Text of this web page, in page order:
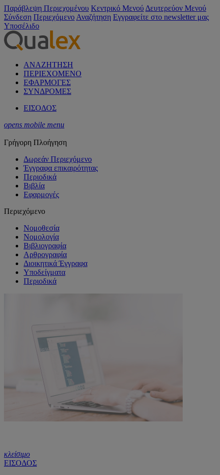
Παράβλεψη Περιεχομένου Κεντρικό Μενού Δευτερεύον Μενού
Σύνδεση Περιεχόμενο Αναζήτηση Εγγραφείτε στο newsletter μας
Υποσέλιδο
ΑΝΑΖΗΤΗΣΗ
ΠΕΡΙΕΧΟΜΕΝΟ
ΕΦΑΡΜΟΓΕΣ
ΣΥΝΔΡΟΜΕΣ
ΕΙΣΟΔΟΣ
opens mobile menu
Γρήγορη Πλοήγηση
Δωρεάν Περιεχόμενο
Έγγραφα επικαιρότητας
Περιοδικά
Βιβλία
Εφαρμογές
Περιεχόμενο
Νομοθεσία
Νομολογία
Βιβλιογραφία
Αρθρογραφία
Διοικητικά Έγγραφα
Υποδείγματα
Περιοδικά
κλείσιμο
ΕΙΣΟΔΟΣ